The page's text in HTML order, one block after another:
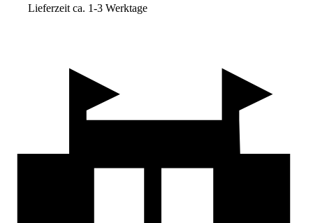
Lieferzeit ca. 1-3 Werktage